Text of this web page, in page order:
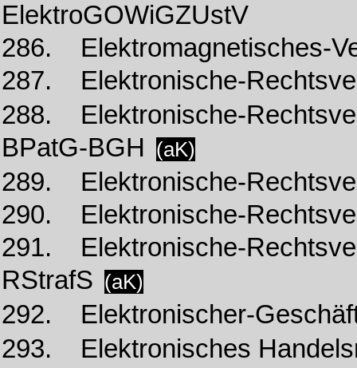
ElektroGOWiGZUstV
286. Elektromagnetisches-
287. Elektronische-
288. Elektronische-
BPatG-BGH (aK)
289. Elektronische-
290. Elektronische-
291. Elektronische-
RStrafS (aK)
292. Elektronischer-
293. Elektronisches